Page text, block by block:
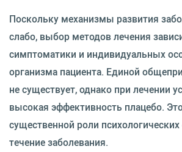
Поскольку механизмы развития
слабо, выбор методов лечения
симптоматики и индивидуальных
организма пациента. Единой
не существует, однако при лечении
высокая эффективность плацебо.
существенной роли
течение заболевания.